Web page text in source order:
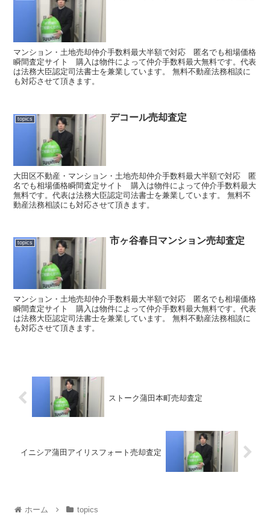
マンション・土地売却仲介手数料最大半額で対応 匿名でも相場価格
瞬間査定サイト 購入は物件によって仲介手数料最大無料です。代表
は法務大臣認定司法書士を兼業しています。 無料不動産法務相談に
も対応させて頂きます。
topics デコール売却査定
大田区不動産・マンション・土地売却仲介手数料最大半額で対応 匿
名でも相場価格瞬間査定サイト 購入は物件によって仲介手数料最大
無料です。代表は法務大臣認定司法書士を兼業しています。 無料不
動産法務相談にも対応させて頂きます。
topics 市ヶ谷春日マンション売却査定
マンション・土地売却仲介手数料最大半額で対応 匿名でも相場価格
瞬間査定サイト 購入は物件によって仲介手数料最大無料です。代表
は法務大臣認定司法書士を兼業しています。 無料不動産法務相談に
も対応させて頂きます。
ストーク蒲田本町売却査定
イニシア蒲田アイリスフォート売却査定
ホーム topics